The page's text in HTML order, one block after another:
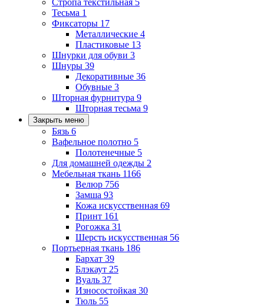
Тесьма 1
Фиксаторы 17
Металлические 4
Пластиковые 13
Шнурки для обуви 3
Шнуры 39
Декоративные 36
Обувные 3
Шторная фурнитура 9
Шторная тесьма 9
Закрыть меню
Бязь 6
Вафельное полотно 5
Полотенечные 5
Для домашней одежды 2
Мебельная ткань 1166
Велюр 756
Замша 93
Кожа искусственная 69
Принт 161
Рогожка 31
Шерсть искусственная 56
Портьерная ткань 186
Бархат 39
Блэкаут 25
Вуаль 37
Износостойкая 30
Тюль 55